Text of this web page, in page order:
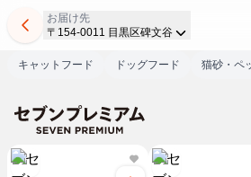
お届け先
〒154-0011 目黒区碑文谷
キャットフード ドッグフード 猫砂・